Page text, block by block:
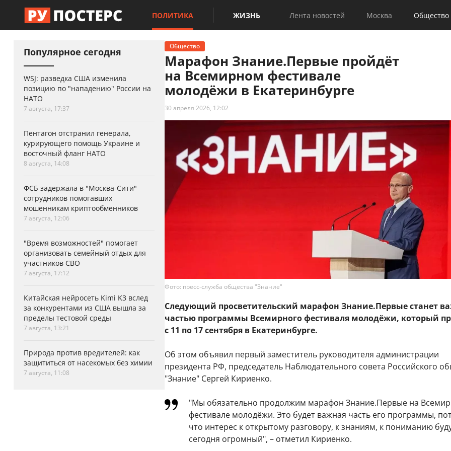
ПОЛИТИКА ЖИЗНЬ Лента новостей Москва Общество
Популярное сегодня
WSJ: разведка США изменила
позицию по "нападению" России на
НАТО
7 августа, 17:37
Пентагон отстранил генерала,
курирующего помощь Украине и
восточный фланг НАТО
8 августа, 14:08
ФСБ задержала в "Москва-Сити"
сотрудников помогавших
мошенникам криптообменников
7 августа, 12:06
"Время возможностей" помогает
организовать семейный отдых для
участников СВО
7 августа, 17:12
Китайская нейросеть Kimi K3 вслед
за конкурентами из США вышла за
пределы тестовой среды
7 августа, 13:21
Природа против вредителей: как
защититься от насекомых без химии
7 августа, 11:08
Общество
Марафон Знание.Первые пройдёт
на Всемирном фестивале
молодёжи в Екатеринбурге
30 апреля 2026, 12:02
Фото: пресс-служба общества "Знание"
Следующий просветительский марафон Знание.Первые станет
частью программы Всемирного фестиваля молодёжи, который
с 11 по 17 сентября в Екатеринбурге.
Об этом объявил первый заместитель руководителя администрации
президента РФ, председатель Наблюдательного совета Российского
"Знание" Сергей Кириенко.
"Мы обязательно продолжим марафон Знание.Первые на
фестивале молодёжи. Это будет важная часть его программы,
что интерес к открытому разговору, к знаниям, к пониманию
сегодня огромный", – отметил Кириенко.